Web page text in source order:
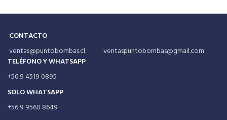
CONTACTO
ventas@puntobombas.cl ventaspuntobombas@gmail.com
TELÉFONO Y WHATSAPP
+56 9 4519 0895
SOLO WHATSAPP
+56 9 9560 8649